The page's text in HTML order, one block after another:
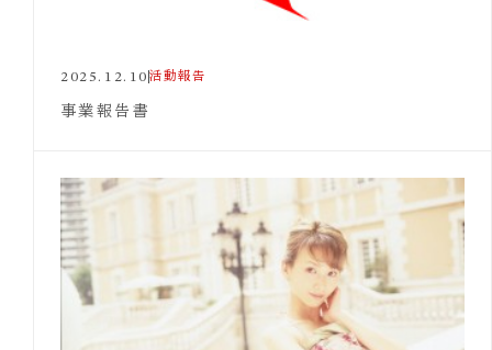
2025.12.10 活動報告
事業報告書